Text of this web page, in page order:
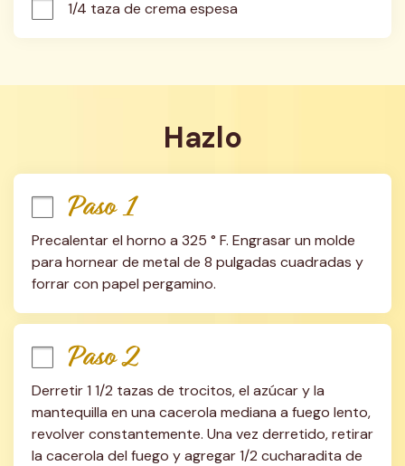
1/4 taza de crema espesa
Hazlo
Paso 1
Precalentar el horno a 325 ° F. Engrasar un molde
para hornear de metal de 8 pulgadas cuadradas y
forrar con papel pergamino.
Paso 2
Derretir 1 1/2 tazas de trocitos, el azúcar y la
mantequilla en una cacerola mediana a fuego lento,
revolver constantemente. Una vez derretido, retirar
la cacerola del fuego y agregar 1/2 cucharadita de